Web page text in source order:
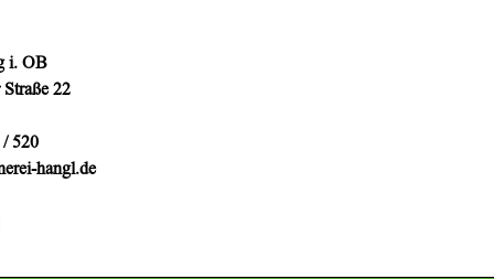
i. OB
22
520
hangl.de